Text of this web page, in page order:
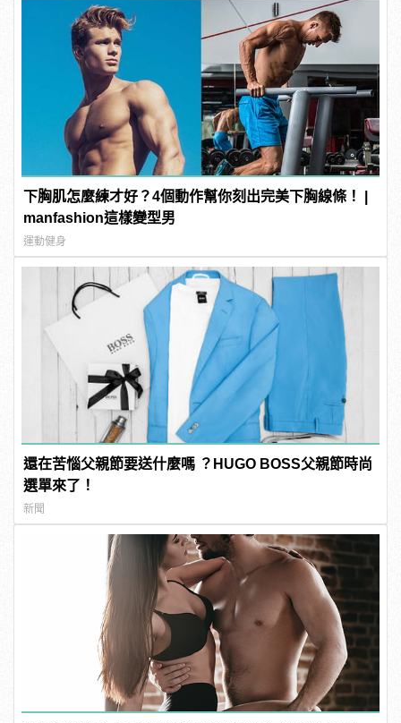
下胸肌怎麼練才好？4個動作幫你刻出完美下胸線條！ |
manfashion這樣變型男
運動健身
還在苦惱父親節要送什麼嗎 ？HUGO BOSS父親節時尚
選單來了！
新聞